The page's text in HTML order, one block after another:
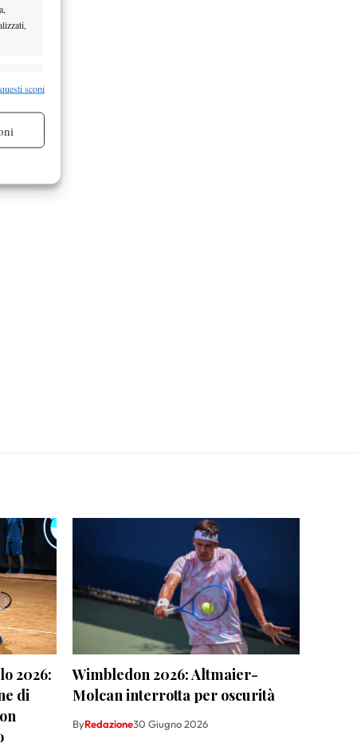
attivo
scopi
2026:
di
Wimbledon 2026: Altmaier-
Molcan interrotta per oscurità
ByRedazione30 Giugno 2026